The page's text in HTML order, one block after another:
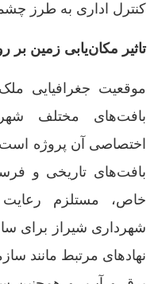
کنترل اداری به طرز
تاثیر مکان‌یابی زمین بر
موقعیت جغرافیایی
بافت‌های مختلف
اختصاصی آن پروژه
بافت‌های تاریخی و
خاص، مستلزم رعایت
نهادهای مرتبط مانند